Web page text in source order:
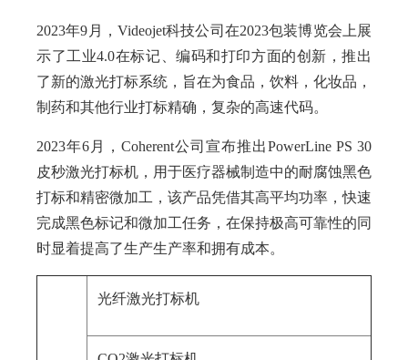
2023年9月，Videojet科技公司在2023包装博览会上展
示了工业4.0在标记、编码和打印方面的创新，推出
了新的激光打标系统，旨在为食品，饮料，化妆品，
制药和其他行业打标精确，复杂的高速代码。
2023年6月，Coherent公司宣布推出PowerLine PS 30
皮秒激光打标机，用于医疗器械制造中的耐腐蚀黑色
打标和精密微加工，该产品凭借其高平均功率，快速
完成黑色标记和微加工任务，在保持极高可靠性的同
时显着提高了生产生产率和拥有成本。
光纤激光打标机